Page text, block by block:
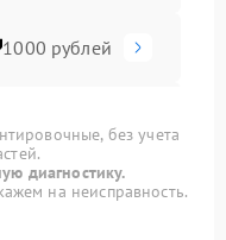
1000 рублей
1200 рублей
без учета
диагностику.
на неисправность.